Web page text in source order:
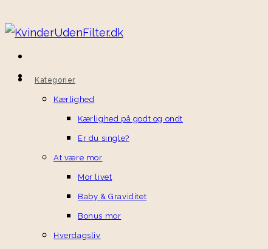
Kategorier
Kærlighed
Kærlighed på godt og ondt
Er du single?
At være mor
Mor livet
Baby & Graviditet
Bonus mor
Hverdagsliv